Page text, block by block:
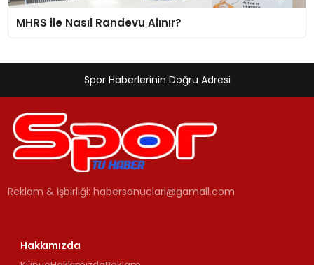
MHRS ile Nasıl Randevu Alınır?
Spor Haberlerinin Doğru Adresi
Reklam & İşbirliği:habersonuclari@gamail.com
Hakkımızda